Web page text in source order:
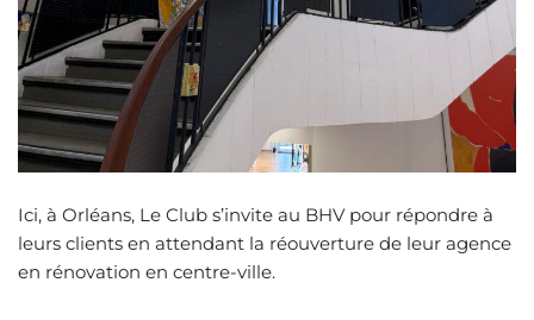
Ici, à Orléans, Le Club s’invite au BHV pour répondre à
leurs clients en attendant la réouverture de leur agence
en rénovation en centre-ville.